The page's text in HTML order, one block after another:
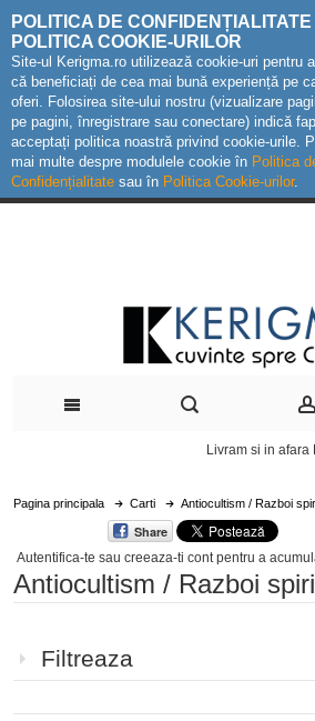
POLITICA DE CONFIDENȚIALITATE
POLITICA COOKIE-URILOR
Site-ul Kerigma.ro utilizează cookie-uri pentru
că beneficiați de cea mai bună experiență pe
oferi. Folosirea site-ului nostru (vizualizare
pe pagini, înregistrare sau conectare) indică
acceptați politica noastră privind cookie-urile.
mai multe despre modulele cookie în Politica
Confidențialitate sau în Politica Cookie-urilor.
Livram si in afara
Pagina principala Carti Antiocultism / Razboi
Share
Autentifica-te sau creeaza-ti contpentru a
Antiocultism / Razboi
Filtreaza